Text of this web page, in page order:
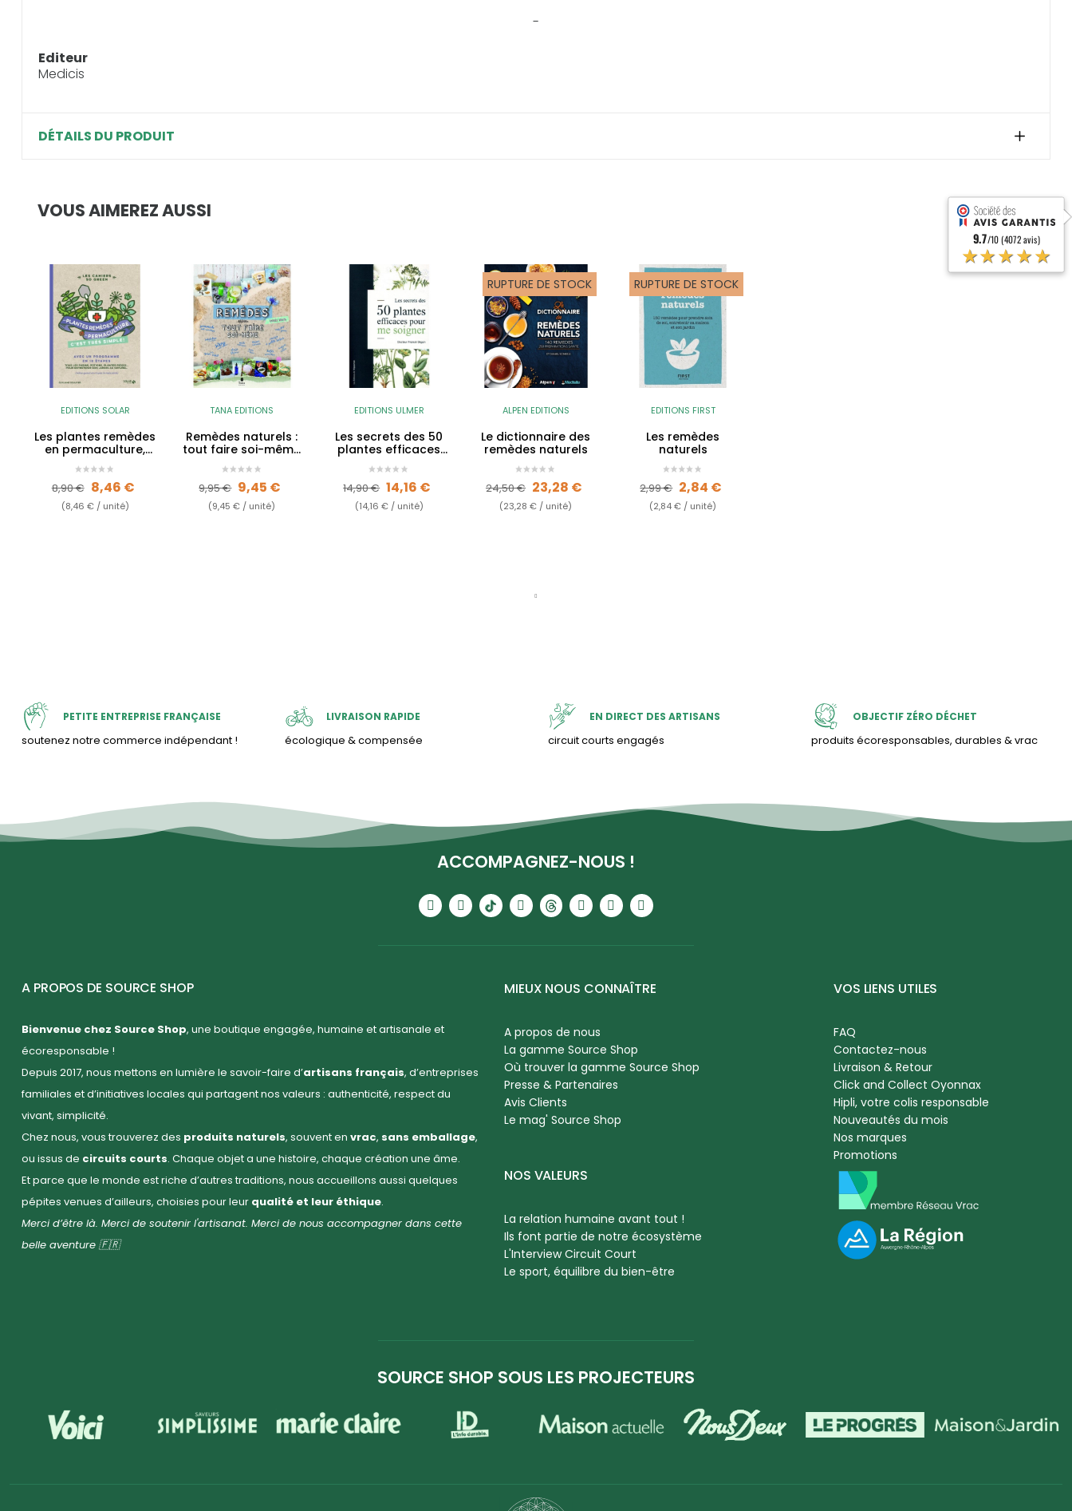
-
Editeur
Medicis
DÉTAILS DU PRODUIT
VOUS AIMEREZ AUSSI
EDITIONS SOLAR
Les plantes remèdes
en permaculture,
c'est très simple !
Prix de base
8,90 € Prix
8,46 €
(8,46 € / unité)
TANA EDITIONS
Remèdes naturels :
tout faire soi-même
Prix de base
9,95 € Prix
9,45 €
(9,45 € / unité)
EDITIONS ULMER
Les secrets des 50
plantes efficaces
Prix de base
14,90 € Prix
14,16 €
(14,16 € / unité)
RUPTURE DE STOCK
ALPEN EDITIONS
Le dictionnaire des
remèdes naturels
Prix de base
24,50 € Prix
23,28 €
(23,28 € / unité)
RUPTURE DE STOCK
EDITIONS FIRST
Les remèdes
naturels
Prix de base
2,99 € Prix
2,84 €
(2,84 € / unité)
PETITE ENTREPRISE FRANÇAISE
soutenez notre commerce indépendant !
LIVRAISON RAPIDE
écologique & compensée
EN DIRECT DES ARTISANS
circuit courts engagés
OBJECTIF ZÉRO DÉCHET
produits écoresponsables, durables & vrac
ACCOMPAGNEZ-NOUS !
A PROPOS DE SOURCE SHOP
Bienvenue chez Source Shop, une boutique engagée, humaine et artisanale et
écoresponsable !
Depuis 2017, nous mettons en lumière le savoir-faire d’artisans français, d’entreprises
familiales et d’initiatives locales qui partagent nos valeurs : authenticité, respect du
vivant, simplicité.
Chez nous, vous trouverez des produits naturels, souvent en vrac, sans emballage,
ou issus de circuits courts. Chaque objet a une histoire, chaque création une âme.
Et parce que le monde est riche d’autres traditions, nous accueillons aussi quelques
pépites venues d’ailleurs, choisies pour leur qualité et leur éthique.
Merci d’être là. Merci de soutenir l'artisanat. Merci de nous accompagner dans cette
belle aventure 🇫🇷
MIEUX NOUS CONNAÎTRE
A propos de nous
La gamme Source Shop
Où trouver la gamme Source Shop
Presse & Partenaires
Avis Clients
Le mag' Source Shop
NOS VALEURS
La relation humaine avant tout !
Ils font partie de notre écosystème
L'Interview Circuit Court
Le sport, équilibre du bien-être
VOS LIENS UTILES
FAQ
Contactez-nous
Livraison & Retour
Click and Collect Oyonnax
Hipli, votre colis responsable
Nouveautés du mois
Nos marques
Promotions
SOURCE SHOP SOUS LES PROJECTEURS
9.7/10 (4072 avis)
★★★★★